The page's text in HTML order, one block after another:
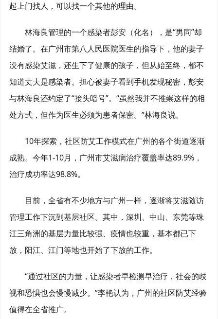
起上门找人，可以找一个其他的理由。
林海良管理的一个感染者彭安（化名），是“男同”却
结婚了。在广州市第八人民医院医生的指导下，他的妻子
没有感染艾滋，还生下了健康的孩子，但从始至终，都不
知道丈夫是感染者。担心被妻子看到手机发现秘密，彭安
与林海良还约定了“接头暗号”。“虽然我并不推崇这样的相
处方式，但作为医生必须为患者保密。”林海良说。
10年探索，社区防艾工作模式在广州的各个街道逐渐
成熟。今年1-10月，广州市艾滋病治疗覆盖率达89.9%，
治疗成功率达98.8%。
目前，全省有不少地方与广州一样，逐渐将艾滋随访
管理工作下沉到基层社区。其中，深圳、中山、东莞等珠
江三角洲的基层力量比较强、疫情也较重，基本都已下
放，阳江、江门等地也开始了下放的工作。
“通过社区的力量，让感染者早检测早治疗，社会的歧
视和恐惧也会慢慢减少。”李艳认为，广州的社区防艾经验
值得在全省推广。